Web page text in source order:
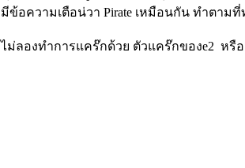
มีข้อความเตือน่วา Pirate เหมือนกัน ทำตา
ไม่ลองทำการแคร๊กด้วย ตัวแคร๊กของe2 หรือ